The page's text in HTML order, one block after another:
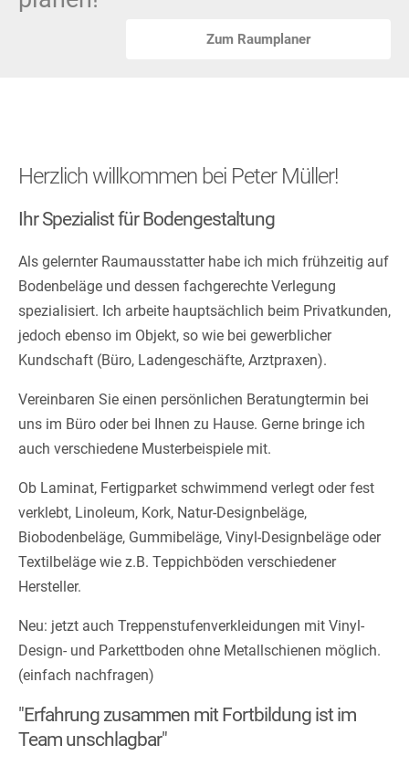
Zum Raumplaner
Herzlich willkommen bei Peter Müller!
Ihr Spezialist für Bodengestaltung
Als gelernter Raumausstatter habe ich mich frühzeitig auf
Bodenbeläge und dessen fachgerechte Verlegung
spezialisiert. Ich arbeite hauptsächlich beim Privatkunden,
jedoch ebenso im Objekt, so wie bei gewerblicher
Kundschaft (Büro, Ladengeschäfte, Arztpraxen).
Vereinbaren Sie einen persönlichen Beratungtermin bei
uns im Büro oder bei Ihnen zu Hause. Gerne bringe ich
auch verschiedene Musterbeispiele mit.
Ob Laminat, Fertigparket schwimmend verlegt oder fest
verklebt, Linoleum, Kork, Natur-Designbeläge,
Biobodenbeläge, Gummibeläge, Vinyl-Designbeläge oder
Textilbeläge wie z.B. Teppichböden verschiedener
Hersteller.
Neu: jetzt auch Treppenstufenverkleidungen mit Vinyl-
Design- und Parkettboden ohne Metallschienen möglich.
(einfach nachfragen)
"Erfahrung zusammen mit Fortbildung ist im
Team unschlagbar"